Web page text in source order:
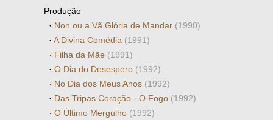
Produção
· Non ou a Vã Glória de Mandar (1990)
· A Divina Comédia (1991)
· Filha da Mãe (1991)
· O Dia do Desespero (1992)
· No Dia dos Meus Anos (1992)
· Das Tripas Coração - O Fogo (1992)
· O Último Mergulho (1992)